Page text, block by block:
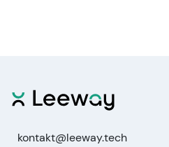
kontakt@leeway.tech